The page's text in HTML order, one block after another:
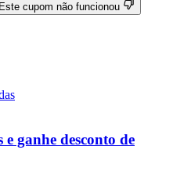
Este cupom não funcionou
ganhe desconto de